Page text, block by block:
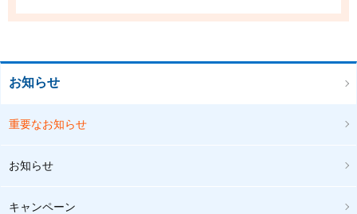
お知らせ
重要なお知らせ
お知らせ
キャンペーン